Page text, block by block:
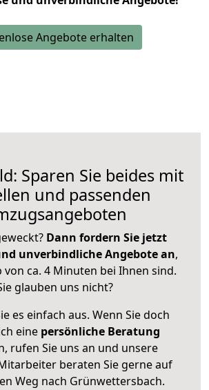
Angebote erhalten
Sparen Sie beides mit
und passenden
Dann fordern Sie jetzt
unverbindliche Angebote an,
ca. 4 Minuten bei Ihnen sind.
glauben uns nicht?
es einfach aus. Wenn Sie doch
eine persönliche Beratung
rufen Sie uns an und unsere
beraten Sie gerne auf
Weg nach Grünwettersbach.